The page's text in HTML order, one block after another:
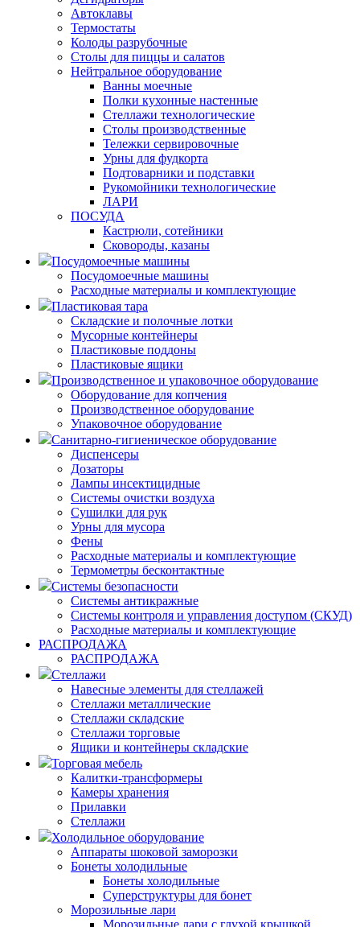
Автоклавы
Термостаты
Колоды разрубочные
Столы для пиццы и салатов
Нейтральное оборудование
Ванны моечные
Полки кухонные настенные
Стеллажи технологические
Столы производственные
Тележки сервировочные
Урны для фудкорта
Подтоварники и подставки
Рукомойники технологические
ЛАРИ
ПОСУДА
Кастрюли, сотейники
Сковороды, казаны
Посудомоечные машины
Посудомоечные машины
Расходные материалы и комплектующие
Пластиковая тара
Складские и полочные лотки
Мусорные контейнеры
Пластиковые поддоны
Пластиковые ящики
Производственное и упаковочное оборудование
Оборудование для копчения
Производственное оборудование
Упаковочное оборудование
Санитарно-гигиеническое оборудование
Диспенсеры
Дозаторы
Лампы инсектицидные
Системы очистки воздуха
Сушилки для рук
Урны для мусора
Фены
Расходные материалы и комплектующие
Термометры бесконтактные
Системы безопасности
Системы антикражные
Системы контроля и управления доступом (СКУД)
Расходные материалы и комплектующие
РАСПРОДАЖА
РАСПРОДАЖА
Стеллажи
Навесные элементы для стеллажей
Стеллажи металлические
Стеллажи складские
Стеллажи торговые
Ящики и контейнеры складские
Торговая мебель
Калитки-трансформеры
Камеры хранения
Прилавки
Стеллажи
Холодильное оборудование
Аппараты шоковой заморозки
Бонеты холодильные
Бонеты холодильные
Суперструктуры для бонет
Морозильные лари
Морозильные лари с глухой крышкой